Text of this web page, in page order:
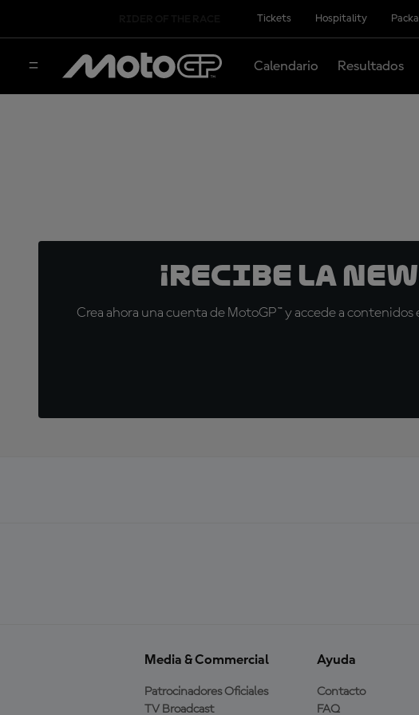
Tickets Hospitality
Calendario Resultados
¡Recibe la
Crea ahora una cuenta de MotoGP™ y accede a
Media & Commercial
Patrocinadores Oficiales
TV Broadcast
Ayuda
Contacto
FAQ